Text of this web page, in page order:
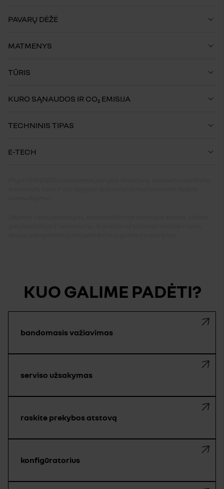
PAVARŲ DĖŽĖ
MATMENYS
TŪRIS
KURO SĄNAUDOS IR CO₂ EMISIJA
TECHNINIS TIPAS
E-TECH
KUO GALIME PADĖTI?
bandomasis važiavimas
serviso užsakymas
raskite prekybos atstovą
konfigūratorius